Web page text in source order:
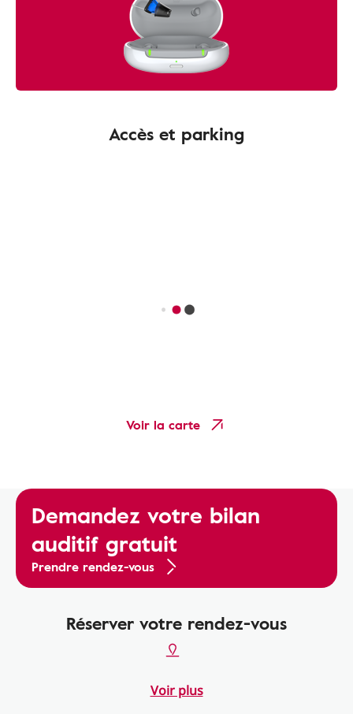
Accès et parking
Voir la carte
Demandez votre bilan
auditif gratuit
Prendre rendez-vous
Réserver votre rendez-vous
Voir plus